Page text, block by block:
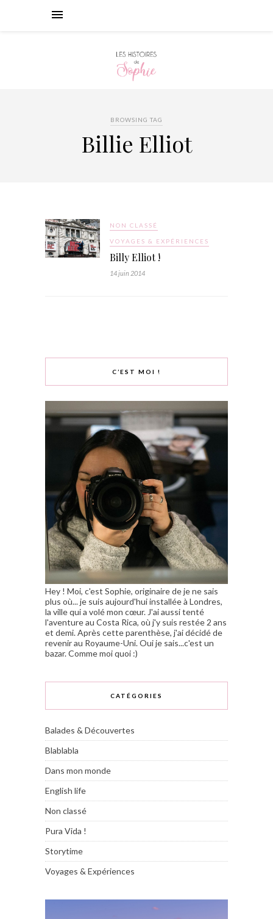
BROWSING TAG
Billie Elliot
NON CLASSÉ
VOYAGES & EXPÉRIENCES
Billy Elliot !
14 juin 2014
C’EST MOI !
Hey ! Moi, c'est Sophie, originaire de je ne sais
plus où... je suis aujourd'hui installée à Londres,
la ville qui a volé mon cœur. J'ai aussi tenté
l'aventure au Costa Rica, où j'y suis restée 2 ans
et demi. Après cette parenthèse, j'ai décidé de
revenir au Royaume-Uni. Oui je sais...c'est un
bazar. Comme moi quoi :)
CATÉGORIES
Balades & Découvertes
Blablabla
Dans mon monde
English life
Non classé
Pura Vida !
Storytime
Voyages & Expériences